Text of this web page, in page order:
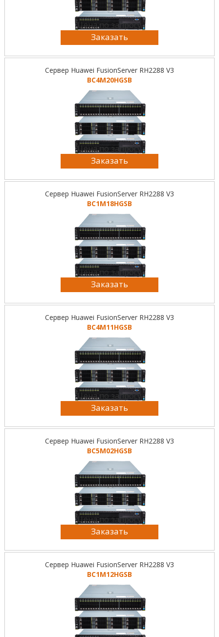
Цена по запросу
Заказать
Сервер Huawei FusionServer RH2288 V3
BC4M20HGSB
Цена по запросу
Заказать
Сервер Huawei FusionServer RH2288 V3
BC1M18HGSB
Цена по запросу
Заказать
Сервер Huawei FusionServer RH2288 V3
BC4M11HGSB
Цена по запросу
Заказать
Сервер Huawei FusionServer RH2288 V3
BC5M02HGSB
Цена по запросу
Заказать
Сервер Huawei FusionServer RH2288 V3
BC1M12HGSB